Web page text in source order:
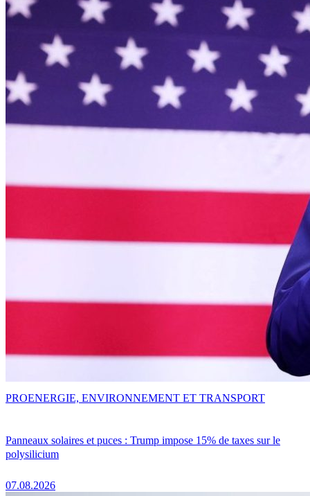
Panneaux solaires et puces : Trump impose 15% de taxes sur le
polysilicium
07.08.2026
PROENERGIE, ENVIRONNEMENT ET TRANSPORT